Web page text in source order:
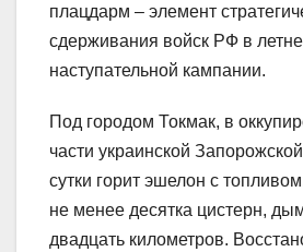
плацдарм – элемент
сдерживания войск РФ в
наступательной кампании.
Под городом Токмак, в
части украинской
сутки горит эшелон с
не менее десятка цистерн,
двадцать километров.